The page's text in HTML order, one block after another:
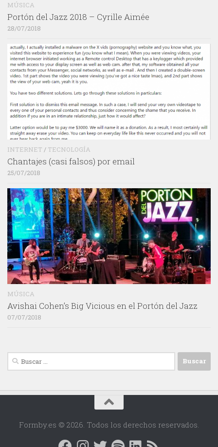
MÚSICA
Portón del Jazz 2018 – Cyrille Aimée
28/07/2018
INTERNET / TECNOLOGÍA
Chantajes (casi falsos) por email
25/07/2018
MÚSICA
Avishai Cohen’s Big Vicious en el Portón del Jazz
07/07/2018
Buscar:
Formby.es © 2026. Todos los derechos reservados.